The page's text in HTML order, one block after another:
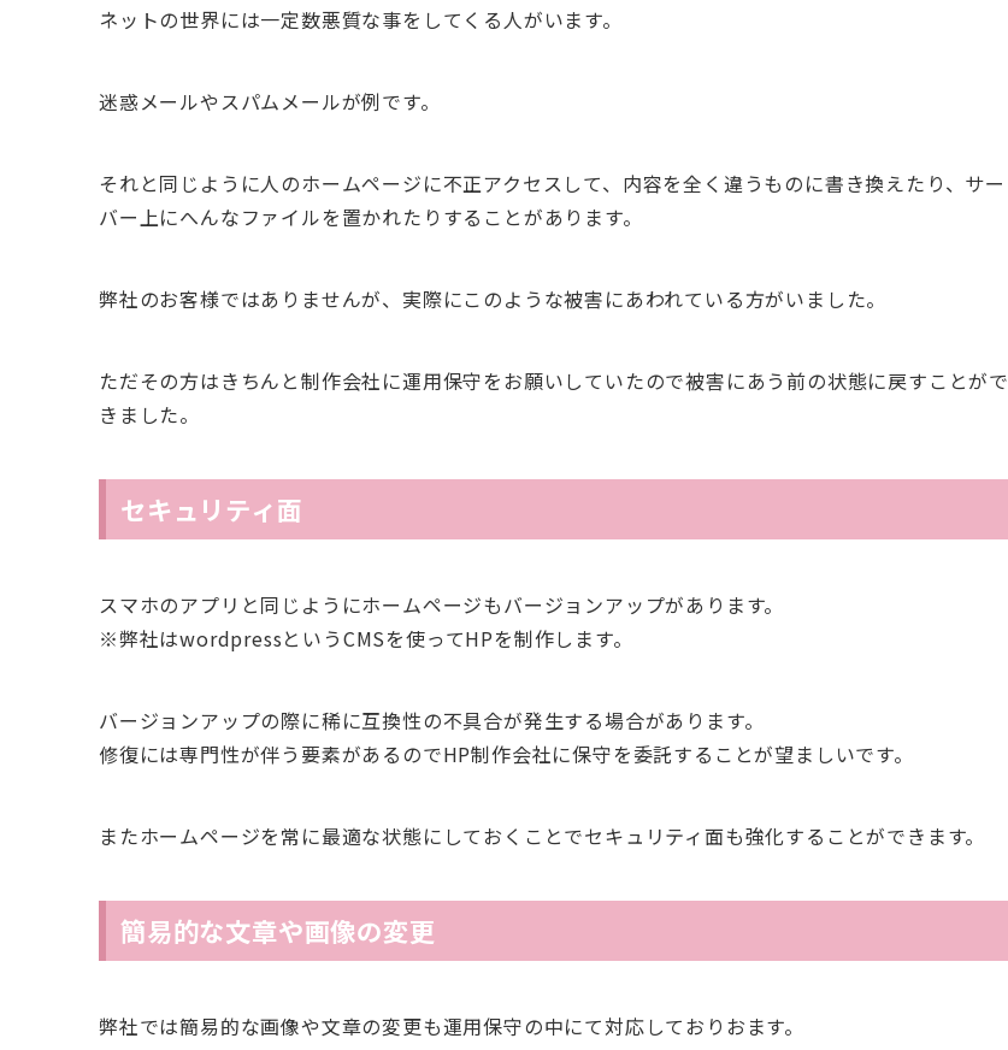
ネットの世界には一定数悪質な事をしてくる人がいます。
迷惑メールやスパムメールが例です。
それと同じように人のホームページに不正アクセスして、内容を全く違うものに書き換えたり、サー
バー上にへんなファイルを置かれたりすることがあります。
弊社のお客様ではありませんが、実際にこのような被害にあわれている方がいました。
ただその方はきちんと制作会社に運用保守をお願いしていたので被害にあう前の状態に戻すことがで
きました。
セキュリティ面
スマホのアプリと同じようにホームページもバージョンアップがあります。
※弊社はwordpressというCMSを使ってHPを制作します。
バージョンアップの際に稀に互換性の不具合が発生する場合があります。
修復には専門性が伴う要素があるのでHP制作会社に保守を委託することが望ましいです。
またホームページを常に最適な状態にしておくことでセキュリティ面も強化することができます。
簡易的な文章や画像の変更
弊社では簡易的な画像や文章の変更も運用保守の中にて対応しておりおます。